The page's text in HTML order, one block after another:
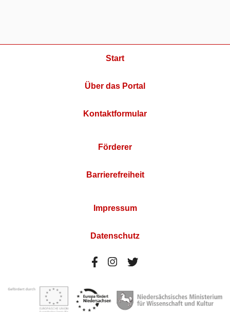
Start
Über das Portal
Kontaktformular
Förderer
Barrierefreiheit
Impressum
Datenschutz